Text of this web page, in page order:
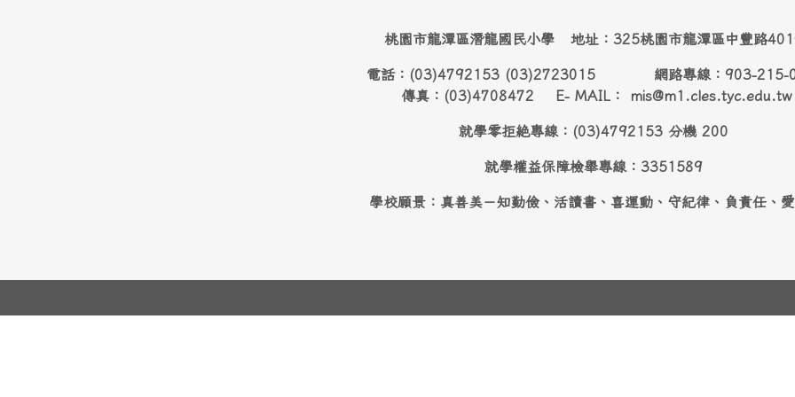
桃園市龍潭區潛龍國民小學 地址：325桃園市龍潭區中豐路
電話：(03)4792153 (03)2723015 網路專線：903-215-
傳真：(03)4708472 E- MAIL： mis@m1.cles.tyc.edu.tw
就學零拒絶專線：(03)4792153 分機 200
就學權益保障檢舉專線：3351589
學校願景：真善美－知勤儉、活讀書、喜運動、守紀律、負責任、